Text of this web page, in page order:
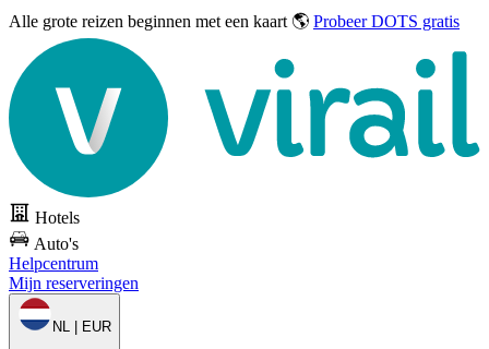
Alle grote reizen beginnen met een kaart 🌎 Probeer DOTS gratis
Hotels
Auto's
Helpcentrum
Mijn reserveringen
NL | EUR